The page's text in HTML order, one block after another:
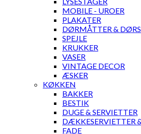
MOBILE - UROER
PLAKATER
DØRMÅTTER &
SPEJLE
KRUKKER
VASER
VINTAGE DECOR
ÆSKER
KØKKEN
BAKKER
BESTIK
DUGE & SERVIETTER
DÆKKESERVIETTER
FADE